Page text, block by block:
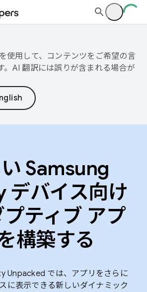
使用して、コンテンツをご希望の言
。AI 翻訳には誤りが含まれる場合が
Samsung
デバイス向け
ティブ アプ
構築する
Unpacked では、アプリをさらに
に表示できる新しいダイナミック